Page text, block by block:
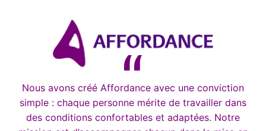
Nous avons créé Affordance avec une conviction
simple : chaque personne mérite de travailler dans
des conditions confortables et adaptées. Notre